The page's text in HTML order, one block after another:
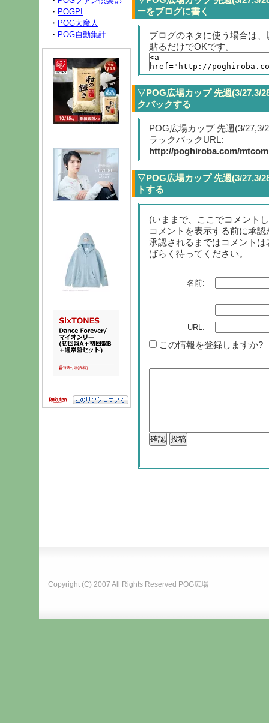
ーをブログに書く
ブログのネタに使う場合は
貼るだけでOKです。
▽POG広場カップ 先週(3/27,3/
クバックする
POG広場カップ 先週(3/
ラックバックURL:
http://poghiroba.com/
▽POG広場カップ 先週(3/27,3/
トする
(いままで、ここでコメント
コメントを表示する前に承
承認されるまではコメント
ばらく待ってください。
名前:
URL:
この情報を登録しますか?
・ POGPI
・ POG大魔人
・ POG自動集計
Copyright (C) 2007 All Rights Reserved POG広場